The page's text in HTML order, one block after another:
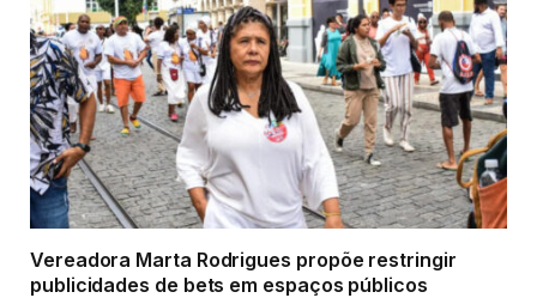
Vereadora Marta Rodrigues propõe restringir
publicidades de bets em espaços públicos